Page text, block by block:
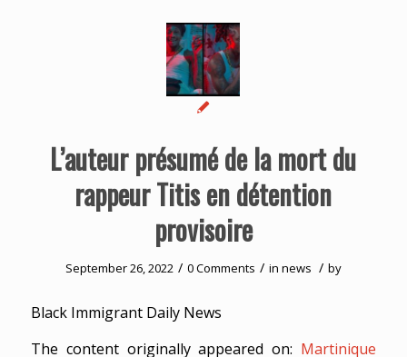
L’auteur présumé de la mort du
rappeur Titis en détention
provisoire
September 26, 2022 / 0 Comments / in news / by
Black Immigrant Daily News
The content originally appeared on: Martinique